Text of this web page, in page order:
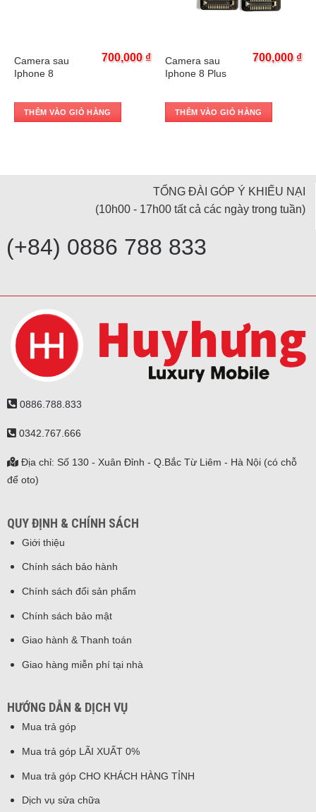
Camera sau
Iphone 8
700,000 ₫
THÊM VÀO GIỎ HÀNG
Camera sau
Iphone 8 Plus
700,000 ₫
THÊM VÀO GIỎ HÀNG
Current
price
680,000 ₫.
TỔNG ĐÀI GÓP Ý KHIẾU NẠI
(10h00 - 17h00 tất cả các ngày trong tuần)
(+84) 0886 788 833
0886.788.833
0342.767.666
Địa chỉ: Số 130 - Xuân Đỉnh - Q.Bắc Từ Liêm - Hà Nội (có chỗ
để oto)
QUY ĐỊNH & CHÍNH SÁCH
Giới thiệu
Chính sách bảo hành
Chính sách đổi sản phẩm
Chính sách bảo mật
Giao hành & Thanh toán
Giao hàng miễn phí tại nhà
HƯỚNG DẪN & DỊCH VỤ
Mua trả góp
Mua trả góp LÃI XUẤT 0%
Mua trả góp CHO KHÁCH HÀNG TỈNH
Dịch vụ sửa chữa